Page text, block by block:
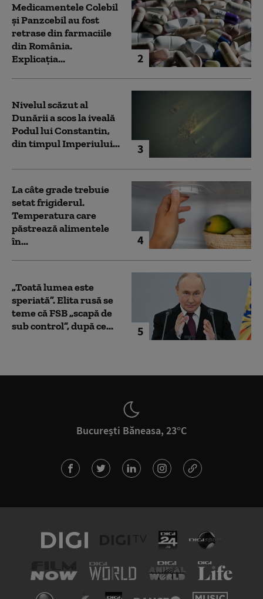
2
Medicamentele Colebil
și Panzcebil au fost
retrase din farmaciile
din România.
Explicația...
3
Nivelul scăzut al
Dunării a scos la iveală
Podul lui Constantin,
din timpul Imperiului...
4
La câte grade trebuie
setat frigiderul.
Temperatura care
păstrează alimentele
în...
5
„Toată lumea este
speriată”. Elita rusă se
teme că FSB „scapă de
sub control”, după ce...
București Băneasa, 23°C